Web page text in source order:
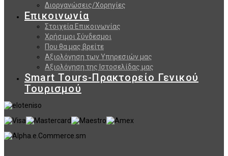
Διοργανώσεις/Χορηγίες
Επικοινωνία
Στοιχεία Επικοινωνίας
Χρήσιμοι Σύνδεσμοι
Που θα μας βρείτε
Αξιολόγηση των Υπηρεσιών μας
Αξιολόγηση της Ιστοσελίδας μας
Smart Tours-Πρακτορείο Γενικού
Τουρισμού